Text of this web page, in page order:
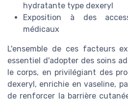
hydratante type dexeryl
Exposition à des
médicaux
L'ensemble de ces facteurs
essentiel d'adopter des soins
le corps, en privilégiant des
dexeryl, enrichie en vaseline,
de renforcer la barrière